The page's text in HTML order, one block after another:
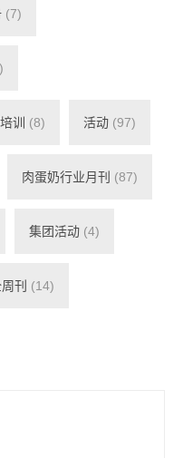
(7)
训 (8) 活动 (97)
肉蛋奶行业月刊 (87)
集团活动 (4)
刊 (14)